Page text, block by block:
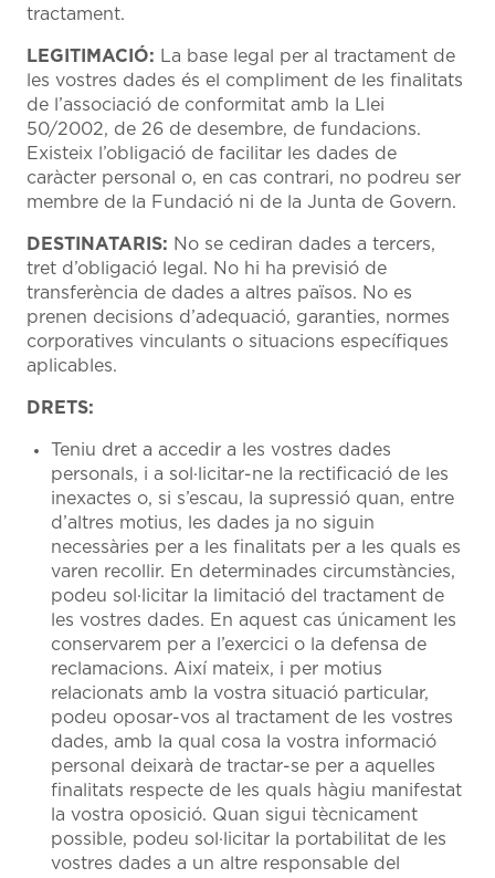
tractament.
LEGITIMACIÓ: La base legal per al tractament de
les vostres dades és el compliment de les finalitats
de l’associació de conformitat amb la Llei
50/2002, de 26 de desembre, de fundacions.
Existeix l’obligació de facilitar les dades de
caràcter personal o, en cas contrari, no podreu ser
membre de la Fundació ni de la Junta de Govern.
DESTINATARIS: No se cediran dades a tercers,
tret d’obligació legal. No hi ha previsió de
transferència de dades a altres països. No es
prenen decisions d’adequació, garanties, normes
corporatives vinculants o situacions específiques
aplicables.
DRETS:
Teniu dret a accedir a les vostres dades
personals, i a sol·licitar-ne la rectificació de les
inexactes o, si s’escau, la supressió quan, entre
d’altres motius, les dades ja no siguin
necessàries per a les finalitats per a les quals es
varen recollir. En determinades circumstàncies,
podeu sol·licitar la limitació del tractament de
les vostres dades. En aquest cas únicament les
conservarem per a l’exercici o la defensa de
reclamacions. Així mateix, i per motius
relacionats amb la vostra situació particular,
podeu oposar-vos al tractament de les vostres
dades, amb la qual cosa la vostra informació
personal deixarà de tractar-se per a aquelles
finalitats respecte de les quals hàgiu manifestat
la vostra oposició. Quan sigui tècnicament
possible, podeu sol·licitar la portabilitat de les
vostres dades a un altre responsable del